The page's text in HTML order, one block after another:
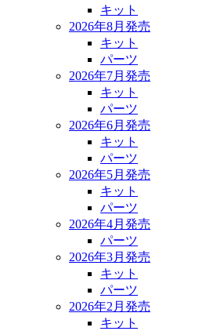
キット
2026年8月発売
キット
パーツ
2026年7月発売
キット
パーツ
2026年6月発売
キット
パーツ
2026年5月発売
キット
パーツ
2026年4月発売
パーツ
2026年3月発売
キット
パーツ
2026年2月発売
キット